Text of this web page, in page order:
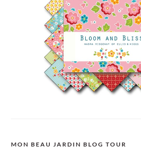
MON BEAU JARDIN BLOG TOUR